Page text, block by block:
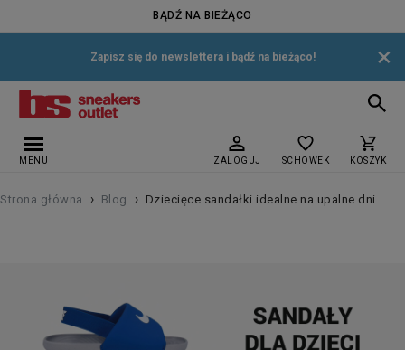
BĄDŹ NA BIEŻĄCO
Zapisz się do newslettera i bądź na bieżąco! ×
MENU ZALOGUJ SCHOWEK KOSZYK
Strona główna › Blog › Dziecięce sandałki idealne na upalne dni